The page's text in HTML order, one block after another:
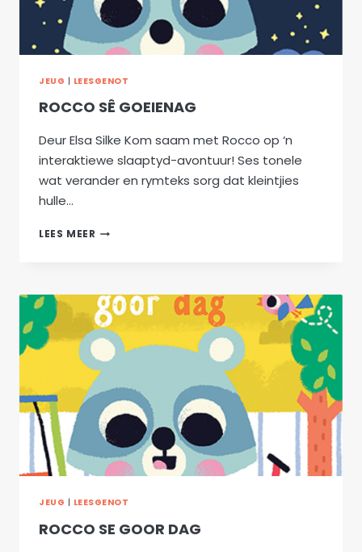
JEUG | LEESGENOT
ROCCO SÊ GOEIENAG
Deur Elsa Silke Kom saam met Rocco op ‘n
interaktiewe slaaptyd-avontuur! Ses tonele
wat verander en rymteks sorg dat kleintjies
hulle…
LEES MEER ROCCO
JEUG | LEESGENOT
ROCCO SE GOOR DAG